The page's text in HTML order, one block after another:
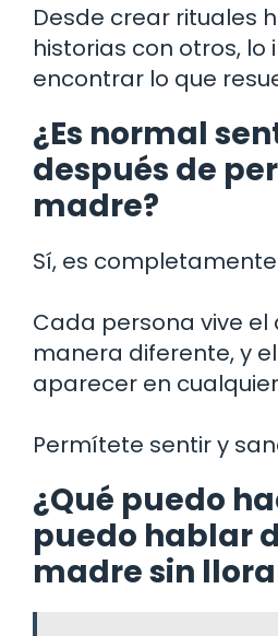
Desde crear rituales
historias con otros,
encontrar lo que
¿Es normal
después de
madre?
Sí, es
Cada persona vive el
manera diferente, y
aparecer en
Permítete sentir y
¿Qué puedo
puedo hablar
madre sin